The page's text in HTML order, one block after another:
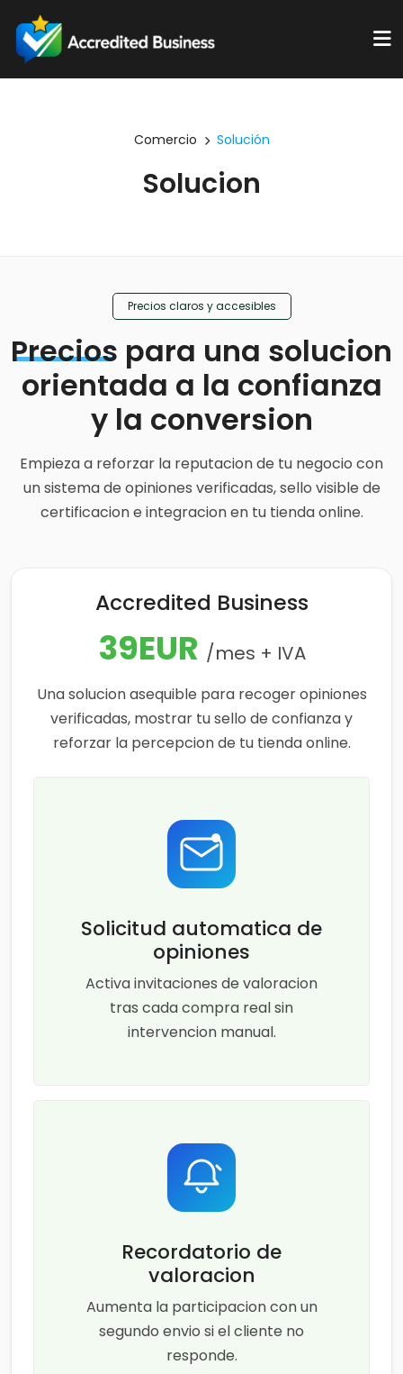
Comercio Solución
Solucion
Precios claros y accesibles
Precios para una solucion
orientada a la confianza
y la conversion
Empieza a reforzar la reputacion de tu negocio con
un sistema de opiniones verificadas, sello visible de
certificacion e integracion en tu tienda online.
Accredited Business
39EUR /mes + IVA
Una solucion asequible para recoger opiniones
verificadas, mostrar tu sello de confianza y
reforzar la percepcion de tu tienda online.
Solicitud automatica de
opiniones
Activa invitaciones de valoracion
tras cada compra real sin
intervencion manual.
Recordatorio de
valoracion
Aumenta la participacion con un
segundo envio si el cliente no
responde.